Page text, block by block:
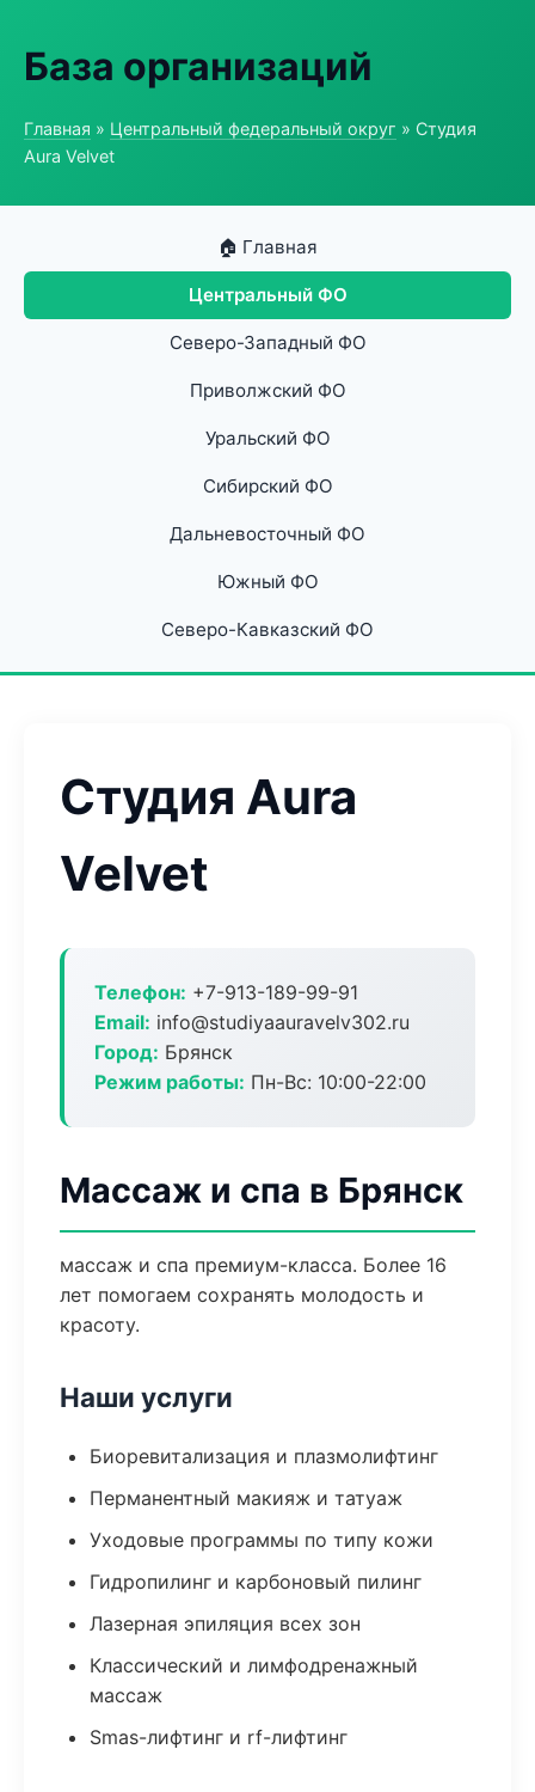
База организаций
Главная » Центральный федеральный округ » Студия
Aura Velvet
🏠 Главная
Центральный ФО
Северо-Западный ФО
Приволжский ФО
Уральский ФО
Сибирский ФО
Дальневосточный ФО
Южный ФО
Северо-Кавказский ФО
Студия Aura
Velvet
Телефон: +7-913-189-99-91
Email: info@studiyaauravelv302.ru
Город: Брянск
Режим работы: Пн-Вс: 10:00-22:00
Массаж и спа в Брянск
массаж и спа премиум-класса. Более 16
лет помогаем сохранять молодость и
красоту.
Наши услуги
Биоревитализация и плазмолифтинг
Перманентный макияж и татуаж
Уходовые программы по типу кожи
Гидропилинг и карбоновый пилинг
Лазерная эпиляция всех зон
Классический и лимфодренажный
массаж
Smas-лифтинг и rf-лифтинг